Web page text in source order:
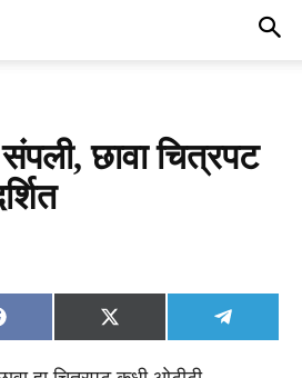
छावा चित्रपट
Share
on
Facebook
Share
on
X
(Twitter)
Share
on